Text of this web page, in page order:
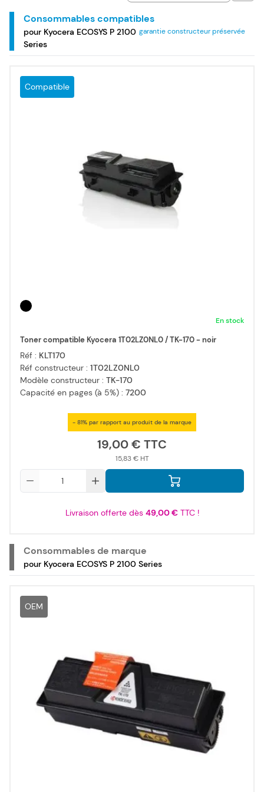
Consommables compatibles
garantie constructeur préservée
pour Kyocera ECOSYS P 2100
Series
Compatible
En stock
Toner compatible Kyocera 1T02LZ0NL0 / TK-170 - noir
Réf : KLT170
Réf constructeur : 1T02LZ0NL0
Modèle constructeur : TK-170
Capacité en pages (à 5%) : 7200
- 81% par rapport au produit de la marque
19,00 €
15,83 €
Livraison offerte dès 49,00 €TTC !
Consommables de marque
pour Kyocera ECOSYS P 2100 Series
OEM